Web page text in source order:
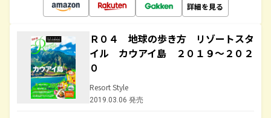
詳細を見る
Ｒ０４ 地球の歩き方 リゾートスタ
イル カウアイ島 ２０１９～２０２
０
Resort Style
2019.03.06 発売